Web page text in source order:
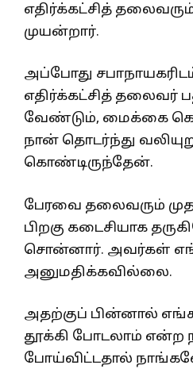
எதிர்க்கட்சித்
முயன்றார்.
அப்போது
எதிர்க்கட்சித் தலைவர்
வேண்டும், மைக்கை
நான் தொடர்ந்து
கொண்டிருந்தேன்.
பேரவை தலைவரும்
பிறகு கடைசியாக
சொன்னார். அவர்கள்
அனுமதிக்கவில்லை.
அதற்குப் பின்னால்
தூக்கி போடலாம் என்ற
போய்விட்டதால்